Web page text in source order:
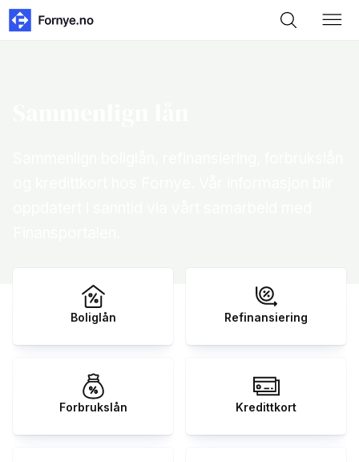
Boliglån Refinansiering
Forbrukslån Kredittkort